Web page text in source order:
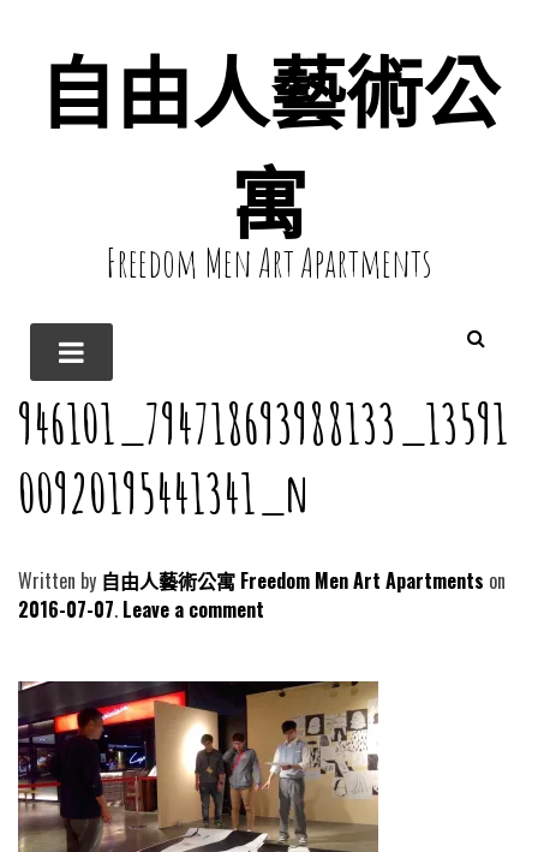
自由人藝術公
寓
Freedom Men Art Apartments
946101_794718693988133_13591
00920195441341_n
Written by 自由人藝術公寓 Freedom Men Art Apartments
2016-07-07 Leave a comment